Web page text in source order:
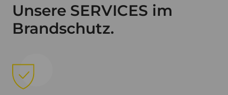
Unsere SERVICES im
Brandschutz.